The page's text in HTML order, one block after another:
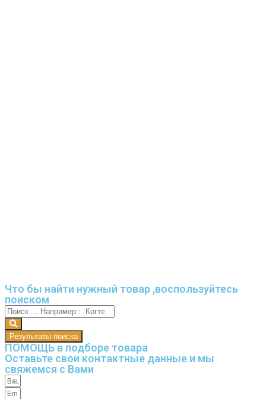
Что бы найти нужный товар ,воспользуйтесь
поиском
Результаты поиска
ПОМОЩЬ в подборе товара
Оставьте свои контактные данные и мы
свяжемся с Вами